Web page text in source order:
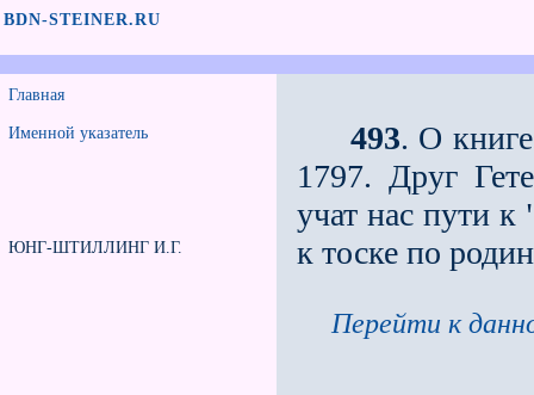
BDN-STEINER.RU
Главная
Именной указатель
ЮНГ-ШТИЛЛИНГ И.Г.
493. О
1797. Друг
учат нас пути
к тоске по
Перейти к